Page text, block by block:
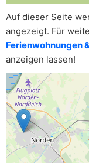
Auf dieser Seite
angezeigt. Für
Ferienwohnungen
anzeigen lassen!